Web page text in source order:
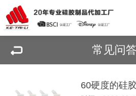
常见问答